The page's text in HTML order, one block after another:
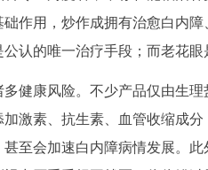
作用，炒作成拥有治愈白内
认的唯一治疗手段；而老花
健康风险。不少产品仅由生
激素、抗生素、血管收缩成
至会加速白内障病情发展。